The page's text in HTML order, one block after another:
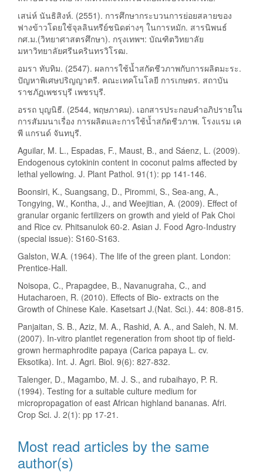
เสน่ห์ นันธิสิงห์. (2551). การศึกษากระบวนการย่อยสลายของ
ฟางข้าวโดยใช้จุลลินทรีย์ชนิดต่างๆ ในการหมัก. สารนิพนธ์
กศ.ม.(วิทยาศาสตรศึกษา). กรุงเทพฯ: บัณฑิตวิทยาลัย
มหาวิทยาลัยศรีนครินทรวิโรฒ.
อมรา ทับทิม. (2547). ผลการใช้น้ำสกัดชีวภาพกับการผลิตมะระ.
ปัญหาพิเศษปริญญาตรี. คณะเทคโนโลยี การเกษตร. สถาบัน
ราชภัฏเพชรบุรี เพชรบุรี.
อรรถ บุญนิธี. (2544, พฤษภาคม). เอกสารประกอบคำอภิปรายใน
การสัมมนาเรื่อง การผลิตและการใช้น้ำสกัดชีวภาพ. โรงแรม เค
พี แกรนด์ จันทบุรี.
Aguilar, M. L., Espadas, F., Maust, B., and Sáenz, L. (2009).
Endogenous cytokinin content in coconut palms affected by
lethal yellowing. J. Plant Pathol. 91(1): pp 141-146.
Boonsiri, K., Suangsang, D., Pirommi, S., Sea-ang, A.,
Tongying, W., Kontha, J., and Weejitian, A. (2009). Effect of
granular organic fertilizers on growth and yield of Pak Choi
and Rice cv. Phitsanulok 60-2. Asian J. Food Agro-Industry
(special issue): S160-S163.
Galston, W.A. (1964). The life of the green plant. London:
Prentice-Hall.
Noisopa, C., Prapagdee, B., Navanugraha, C., and
Hutacharoen, R. (2010). Effects of Bio- extracts on the
Growth of Chinese Kale. Kasetsart J.(Nat. Sci.). 44: 808-815.
Panjaitan, S. B., Aziz, M. A., Rashid, A. A., and Saleh, N. M.
(2007). In-vitro plantlet regeneration from shoot tip of field-
grown hermaphrodite papaya (Carica papaya L. cv.
Eksotika). Int. J. Agri. Biol. 9(6): 827-832.
Talenger, D., Magambo, M. J. S., and rubaihayo, P. R.
(1994). Testing for a suitable culture medium for
micropropagation of east African highland bananas. Afri.
Crop Sci. J. 2(1): pp 17-21.
Most read articles by the same
author(s)